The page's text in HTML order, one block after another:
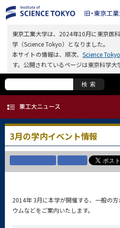
東京工業大学は、2024年10月に東京医
学（Science Tokyo）となりました。
本サイトの情報は、順次、 Science
す。公開されているページは東京科学大
検索
3月の学内イベント情報
2014年 3月に本学が開催する、一般の
ウムなどをご案内いたします。